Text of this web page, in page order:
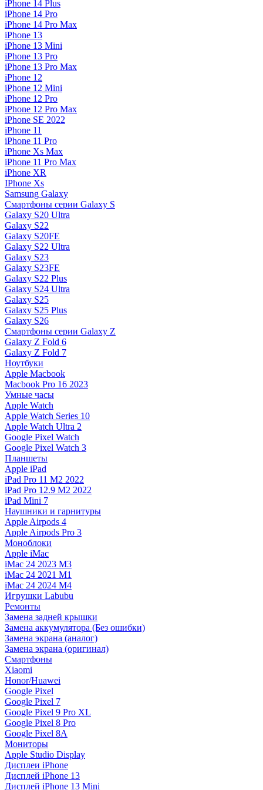
iPhone 14 Plus
iPhone 14 Pro
iPhone 14 Pro Max
iPhone 13
iPhone 13 Mini
iPhone 13 Pro
iPhone 13 Pro Max
iPhone 12
iPhone 12 Mini
iPhone 12 Pro
iPhone 12 Pro Max
iPhone SE 2022
iPhone 11
iPhone 11 Pro
iPhone Xs Max
iPhone 11 Pro Max
iPhone XR
IPhone Xs
Samsung Galaxy
Смартфоны серии Galaxy S
Galaxy S20 Ultra
Galaxy S22
Galaxy S20FE
Galaxy S22 Ultra
Galaxy S23
Galaxy S23FE
Galaxy S22 Plus
Galaxy S24 Ultra
Galaxy S25
Galaxy S25 Plus
Galaxy S26
Смартфоны серии Galaxy Z
Galaxy Z Fold 6
Galaxy Z Fold 7
Ноутбуки
Apple Macbook
Macbook Pro 16 2023
Умные часы
Apple Watch
Apple Watch Series 10
Apple Watch Ultra 2
Google Pixel Watch
Google Pixel Watch 3
Планшеты
Apple iPad
iPad Pro 11 M2 2022
iPad Pro 12.9 M2 2022
iPad Mini 7
Наушники и гарнитуры
Apple Airpods 4
Apple Airpods Pro 3
Моноблоки
Apple iMac
iMac 24 2023 M3
iMac 24 2021 M1
iMac 24 2024 M4
Игрушки Labubu
Ремонты
Замена задней крышки
Замена аккумулятора (Без ошибки)
Замена экрана (аналог)
Замена экрана (оригинал)
Смартфоны
Xiaomi
Honor/Huawei
Google Pixel
Google Pixel 7
Google Pixel 9 Pro XL
Google Pixel 8 Pro
Google Pixel 8A
Мониторы
Apple Studio Display
Дисплеи iPhone
Дисплей iPhone 13
Дисплей iPhone 13 Mini